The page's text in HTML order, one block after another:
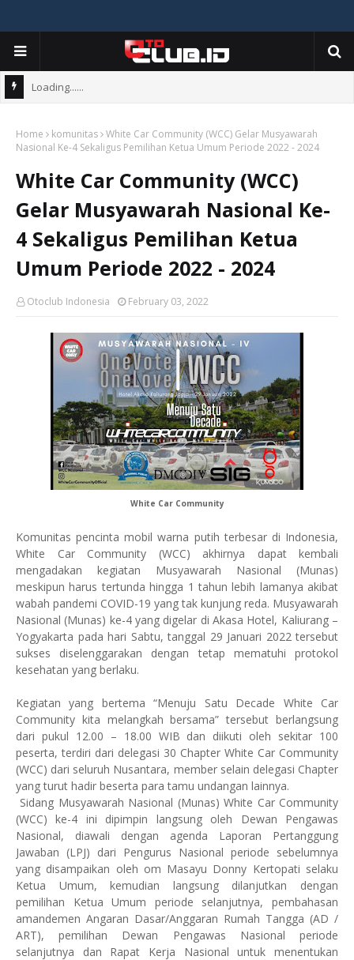
Loading......
Home komunitas White Car Community (WCC) Gelar Musyawarah
Nasional Ke-4 Sekaligus Pemilihan Ketua Umum Periode 2022 - 2024
White Car Community (WCC)
Gelar Musyawarah Nasional Ke-
4 Sekaligus Pemilihan Ketua
Umum Periode 2022 - 2024
Otoclub Indonesia February 03, 2022
White Car Community
Komunitas pencinta mobil warna putih terbesar di Indonesia,
White Car Community (WCC) akhirnya dapat kembali
mengadakan kegiatan Musyawarah Nasional (Munas)
meskipun harus tertunda hingga 1 tahun lebih lamanya akibat
wabah pandemi COVID-19 yang tak kunjung reda. Musyawarah
Nasional (Munas) ke-4 yang digelar di Akasa Hotel, Kaliurang –
Yogyakarta pada hari Sabtu, tanggal 29 Januari 2022 tersebut
sukses diselenggarakan dengan tetap mematuhi protokol
kesehatan yang berlaku.
Kegiatan yang bertema “Menuju Satu Decade White Car
Community kita melangkah bersama” tersebut berlangsung
dari pukul 12.00 – 18.00 WIB dan diikuti oleh sekitar 100
peserta, terdiri dari delegasi 30 Chapter White Car Community
(WCC) dari seluruh Nusantara, member selain delegasi Chapter
yang turut hadir beserta para tamu undangan lainnya.
Sidang Musyawarah Nasional (Munas) White Car Community
(WCC) ke-4 ini dipimpin langsung oleh Dewan Pengawas
Nasional, diawali dengan agenda Laporan Pertanggung
Jawaban (LPJ) dari Pengurus Nasional periode sebelumnya
yang disampaikan oleh om Masayu Donny Kertopati selaku
Ketua Umum, kemudian langsung dilanjutkan dengan
pemilihan Ketua Umum periode selanjutnya, pembahasan
amandemen Angaran Dasar/Anggaran Rumah Tangga (AD /
ART), pemilihan Dewan Pengawas Nasional periode
selanjutnya dan Rapat Kerja Nasional untuk menentukan